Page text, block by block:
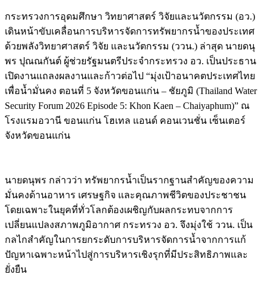
กระทรวงการอุดมศึกษา วิทยาศาสตร์ วิจัยและนวัตกรรม (อว.)
เดินหน้าขับเคลื่อนการบริหารจัดการทรัพยากรน้ำของประเทศ
ด้วยพลังวิทยาศาสตร์ วิจัย และนวัตกรรม (ววน.) ล่าสุด นายดนุ
พร ปุณณกันต์ ผู้ช่วยรัฐมนตรีประจำกระทรวง อว. เป็นประธาน
เปิดงานแถลงผลงานและก้าวต่อไป “มุ่งเป้าอนาคตประเทศไทย
เพื่อน้ำมั่นคง ตอนที่ 5 จังหวัดขอนแก่น – ชัยภูมิ (Thailand Water
Security Forum 2026 Episode 5: Khon Kaen – Chaiyaphum)” ณ
โรงแรมอวานี ขอนแก่น โฮเทล แอนด์ คอนเวนชั่น เซ็นเตอร์
จังหวัดขอนแก่น
นายดนุพร กล่าวว่า ทรัพยากรน้ำเป็นรากฐานสำคัญของความ
มั่นคงด้านอาหาร เศรษฐกิจ และคุณภาพชีวิตของประชาชน
โดยเฉพาะในยุคที่ทั่วโลกต้องเผชิญกับผลกระทบจากการ
เปลี่ยนแปลงสภาพภูมิอากาศ กระทรวง อว. จึงมุ่งใช้ ววน. เป็น
กลไกสำคัญในการยกระดับการบริหารจัดการน้ำจากการแก้
ปัญหาเฉพาะหน้าไปสู่การบริหารเชิงรุกที่มีประสิทธิภาพและ
ยั่งยืน